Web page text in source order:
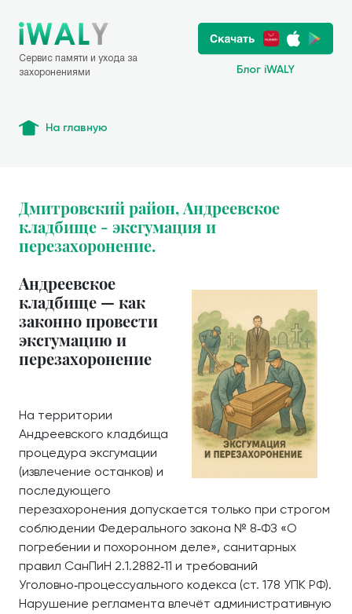
Сервис памяти и ухода за
захоронениями
Блог iWALY
На главную
Дмитровский район, Андреевское
кладбище - эксгумация и
перезахоронение.
Андреевское
кладбище — как
законно провести
эксгумацию и
перезахоронение
На территории
Андреевского кладбища
процедура эксгумации
(извлечение останков) и
последующего
перезахоронения допускается только при строгом
соблюдении Федерального закона № 8‑ФЗ «О
погребении и похоронном деле», санитарных
правил СанПиН 2.1.2882‑11 и требований
Уголовно‑процессуального кодекса (ст. 178 УПК РФ).
Нарушение регламента влечёт административную